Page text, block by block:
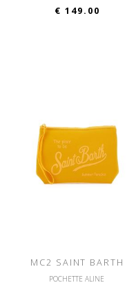
€ 149.00
MC2 SAINT BARTH
POCHETTE ALINE